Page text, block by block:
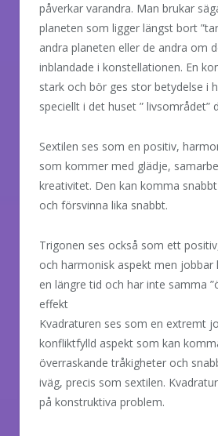
påverkar varandra. Man brukar
planeten som ligger längst bort
andra planeten eller de andra om
inblandade i konstellationen. En
stark och bör ges stor betydelse i
speciellt i det huset ” livsområdet”
Sextilen ses som en positiv,
som kommer med glädje,
kreativitet. Den kan komma
och försvinna lika snabbt.
Trigonen ses också som ett
och harmonisk aspekt men jobbar
en längre tid och har inte samma
effekt
Kvadraturen ses som en extremt
konfliktfylld aspekt som kan
överraskande tråkigheter och
iväg, precis som sextilen.
på konstruktiva problem.